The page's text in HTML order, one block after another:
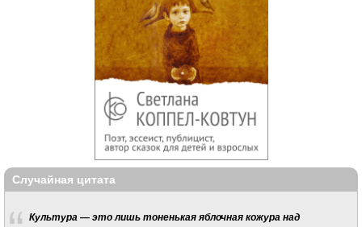
Случайная цитата
Культура — это лишь тоненькая яблочная кожура над